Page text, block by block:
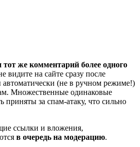
же комментарий более одного
видите на сайте сразу после
(не в ручном режиме!)
Множественные одинаковые
приняты за спам-атаку, что сильно
ссылки и вложения,
в очередь на модерацию.